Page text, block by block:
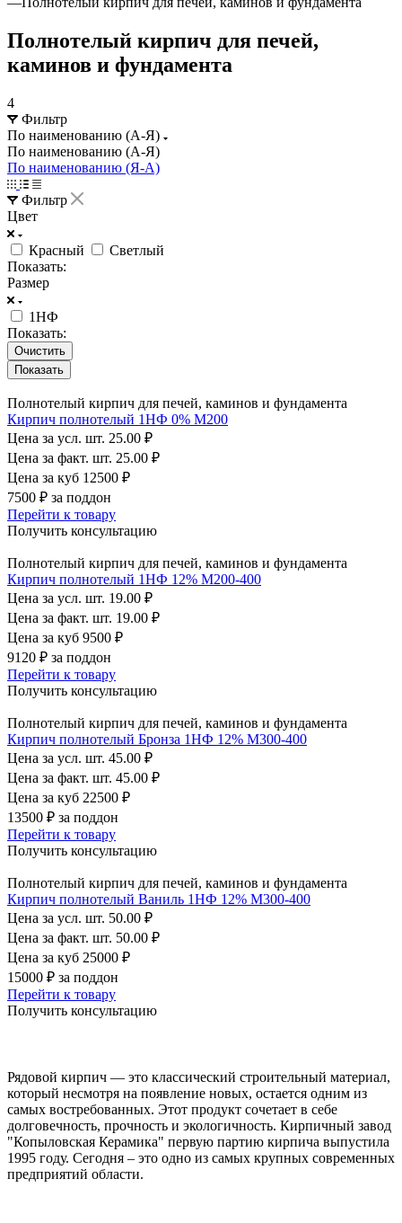
Полнотелый кирпич для печей,
каминов и фундамента
4
Фильтр
По наименованию (А-Я)
По наименованию (А-Я)
По наименованию (Я-А)
Фильтр
Цвет
Красный
Светлый
Показать:
Размер
1НФ
Показать:
Очистить
Полнотелый кирпич для печей, каминов и фундамента
Кирпич полнотелый 1НФ 0% М200
Цена за усл. шт. 25.00 ₽
Цена за факт. шт. 25.00 ₽
Цена за куб 12500 ₽
7500 ₽ за поддон
Перейти к товару
Получить консультацию
Полнотелый кирпич для печей, каминов и фундамента
Кирпич полнотелый 1НФ 12% М200-400
Цена за усл. шт. 19.00 ₽
Цена за факт. шт. 19.00 ₽
Цена за куб 9500 ₽
9120 ₽ за поддон
Перейти к товару
Получить консультацию
Полнотелый кирпич для печей, каминов и фундамента
Кирпич полнотелый Бронза 1НФ 12% М300-400
Цена за усл. шт. 45.00 ₽
Цена за факт. шт. 45.00 ₽
Цена за куб 22500 ₽
13500 ₽ за поддон
Перейти к товару
Получить консультацию
Полнотелый кирпич для печей, каминов и фундамента
Кирпич полнотелый Ваниль 1НФ 12% М300-400
Цена за усл. шт. 50.00 ₽
Цена за факт. шт. 50.00 ₽
Цена за куб 25000 ₽
15000 ₽ за поддон
Перейти к товару
Получить консультацию
Рядовой кирпич — это классический строительный материал,
который несмотря на появление новых, остается одним из
самых востребованных. Этот продукт сочетает в себе
долговечность, прочность и экологичность. Кирпичный завод
"Копыловская Керамика" первую партию кирпича выпустила
1995 году. Сегодня – это одно из самых крупных современных
предприятий области.